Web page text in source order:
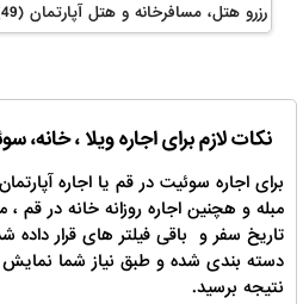
رزرو هتل، مسافرخانه و هتل آپارتمان (49)
نکات لازم برای اجاره ویلا ، خانه،
برای اجاره سوئیت در قم یا اجاره
مبله و هچنین اجاره روزانه خانه در قم ،
تاریخ سفر و باقی فیلتر های قرار داده
دسته بندی شده و طبق نیاز شما نمایش
نتیجه برسید.